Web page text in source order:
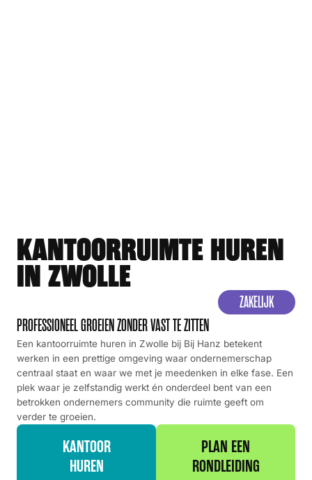
KANTOORRUIMTE HUREN
IN ZWOLLE
ZAKELIJK
PROFESSIONEEL GROEIEN ZONDER VAST TE ZITTEN​
Een kantoorruimte huren in Zwolle bij Bij Hanz betekent
werken in een prettige omgeving waar ondernemerschap
centraal staat en waar we met je meedenken in elke fase. Een
plek waar je zelfstandig werkt én onderdeel bent van een
betrokken ondernemers community die ruimte geeft om
verder te groeien.
KANTOOR
HUREN
PLAN EEN
RONDLEIDING